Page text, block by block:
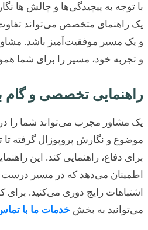
متخصص می‌تواند تفاوت
مسیر موفقیت‌آمیز باشد.
خود، مسیر را برای شما
تخصصی و گام به
مجرب می‌تواند شما را در
و نگارش پروپوزال گرفته تا
دفاع، راهنمایی کند. این
می‌دهد که در مسیر درست
رایج دوری می‌کنید. برای
به بخشخدمات ما با تماس